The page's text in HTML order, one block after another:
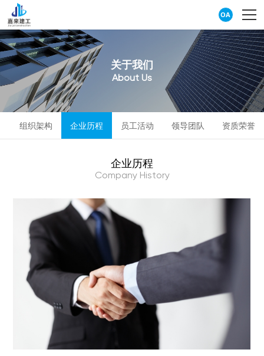
OA
关于我们
About Us
组织架构 企业历程 员工活动 领导团队 资质荣誉
企业历程
Company History